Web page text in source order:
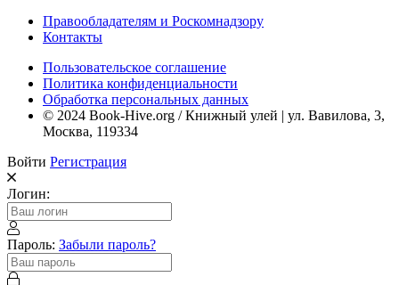
Правообладателям и Роскомнадзору
Контакты
Пользовательское соглашение
Политика конфиденциальности
Обработка персональных данных
© 2024 Book-Hive.org / Книжный улей | ул. Вавилова, 3,
Москва, 119334
Войти Регистрация
Логин:
Пароль: Забыли пароль?